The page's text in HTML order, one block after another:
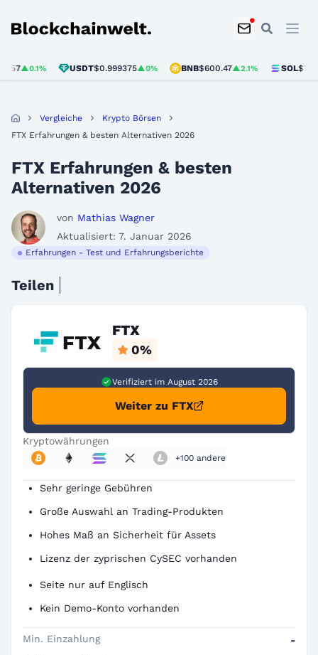
Blockchainwelt
USDT$0.999375▲0% BNB$600.47▲2.1% SOL$75.89
Vergleiche
Krypto Börsen
FTX Erfahrungen & besten Alternativen 2026
FTX Erfahrungen & besten
Alternativen 2026
von Mathias Wagner
Aktualisiert: 7. Januar 2026
Erfahrungen - Test und Erfahrungsberichte
Teilen
FTX
0%
Verifiziert im August 2026
Weiter zu FTX
Sehr geringe Gebühren
Große Auswahl an Trading-Produkten
Hohes Maß an Sicherheit für Assets
Lizenz der zyprischen CySEC vorhanden
Seite nur auf Englisch
Kein Demo-Konto vorhanden
Kryptowährungen
+100 andere
Min. Einzahlung
-